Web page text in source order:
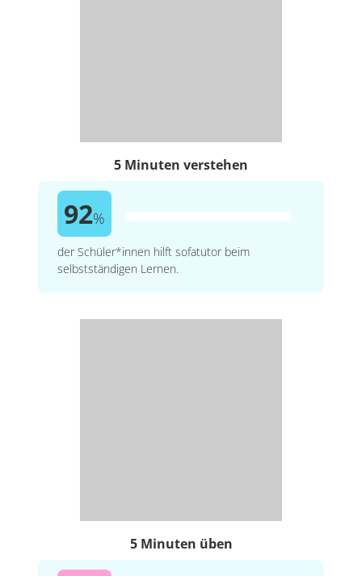
5 Minuten verstehen
92%
der Schüler*innen hilft sofatutor beim
selbstständigen Lernen.
5 Minuten üben